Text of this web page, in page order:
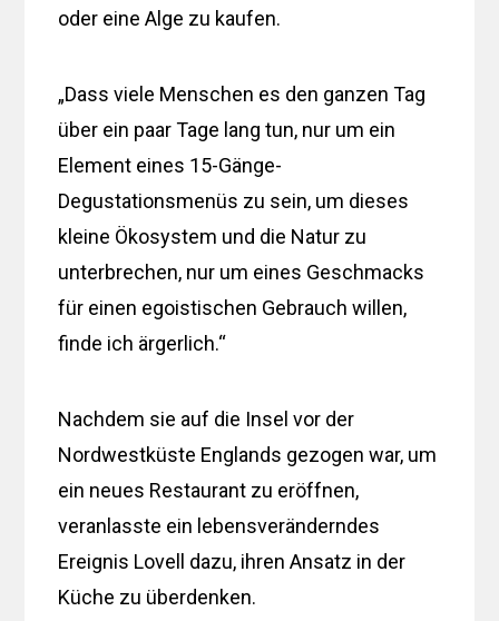
oder eine Alge zu kaufen.
„Dass viele Menschen es den ganzen Tag
über ein paar Tage lang tun, nur um ein
Element eines 15-Gänge-
Degustationsmenüs zu sein, um dieses
kleine Ökosystem und die Natur zu
unterbrechen, nur um eines Geschmacks
für einen egoistischen Gebrauch willen,
finde ich ärgerlich.“
Nachdem sie auf die Insel vor der
Nordwestküste Englands gezogen war, um
ein neues Restaurant zu eröffnen,
veranlasste ein lebensveränderndes
Ereignis Lovell dazu, ihren Ansatz in der
Küche zu überdenken.